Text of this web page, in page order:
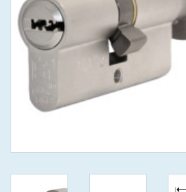
KEERSLEUTEL
(GAATJES)VEILIGE
GENUMMERDE SLEUTELS
ISEO F 6 EXTRA S
VEILIGE SLEUTELS SKG***